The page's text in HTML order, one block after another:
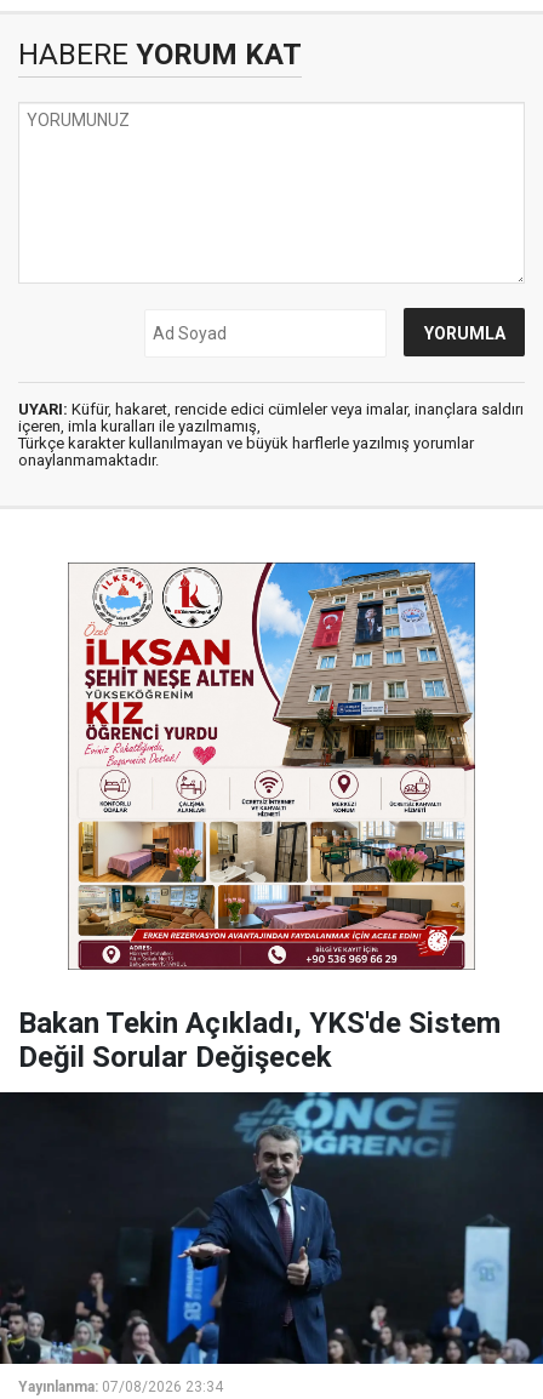
HABERE YORUM KAT
UYARI: Küfür, hakaret, rencide edici cümleler veya imalar, inançlara saldırı
içeren, imla kuralları ile yazılmamış,
Türkçe karakter kullanılmayan ve büyük harflerle yazılmış yorumlar
onaylanmamaktadır.
Bakan Tekin Açıkladı, YKS'de Sistem
Değil Sorular Değişecek
Yayınlanma: 07/08/2026 23:34